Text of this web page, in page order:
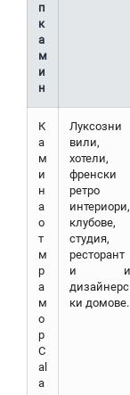
п
к
а
м
и
н
К
а
м
и
н
а
о
т
м
р
а
м
о
р
C
al
a
Луксозни
вили,
хотели,
френски
ретро
интериори,
клубове,
студия,
ресторант
и и
дизайнерс
ки домове.